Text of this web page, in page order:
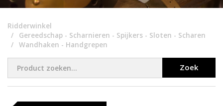
Ridderwinkel
Gereedschap - Scharnieren - Spijkers - Sloten - Scharen
Wandhaken - Handgrepen
Zoek